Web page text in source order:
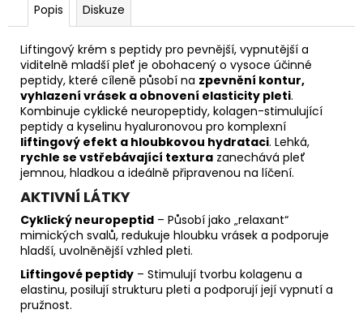
Popis Diskuze
Liftingový krém s peptidy pro pevnější, vypnutější a
viditelně mladší pleť je obohacený o vysoce účinné
peptidy, které cíleně působí na zpevnění kontur,
vyhlazení vrásek a obnovení elasticity pleti.
Kombinuje cyklické neuropeptidy, kolagen-stimulující
peptidy a kyselinu hyaluronovou pro komplexní
liftingový efekt a hloubkovou hydrataci. Lehká,
rychle se vstřebávající textura zanechává pleť
jemnou, hladkou a ideálně připravenou na líčení.
AKTIVNÍ LÁTKY
Cyklický neuropeptid – Působí jako „relaxant“
mimických svalů, redukuje hloubku vrásek a podporuje
hladší, uvolněnější vzhled pleti.
Liftingové peptidy – Stimulují tvorbu kolagenu a
elastinu, posilují strukturu pleti a podporují její vypnutí a
pružnost.
j
e
m
e
ČISTÍCÍ
MLÉKO
S
EXTRAKTEM
Z
BAVLNY
ML